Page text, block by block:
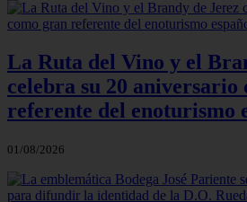
La Ruta del Vino y el
celebra su 20 aniversario
referente del enoturismo
01/08/2026